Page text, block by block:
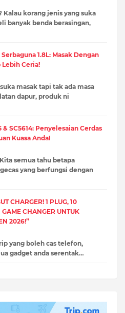
Kalau korang jenis yang suka
banyak benda berasingan,
1.8L: Masak Dengan
Lebih Ceria!
masak tapi tak ada masa
dapur, produk ni
& SC5614: Penyelesaian Cerdas
Kuasa Anda!
semua tahu betapa
yang berfungsi dengan
CHARGER! 1 PLUG, 10
GAME CHANGER UNTUK
2026!”
yang boleh cas telefon,
gadget anda serentak…